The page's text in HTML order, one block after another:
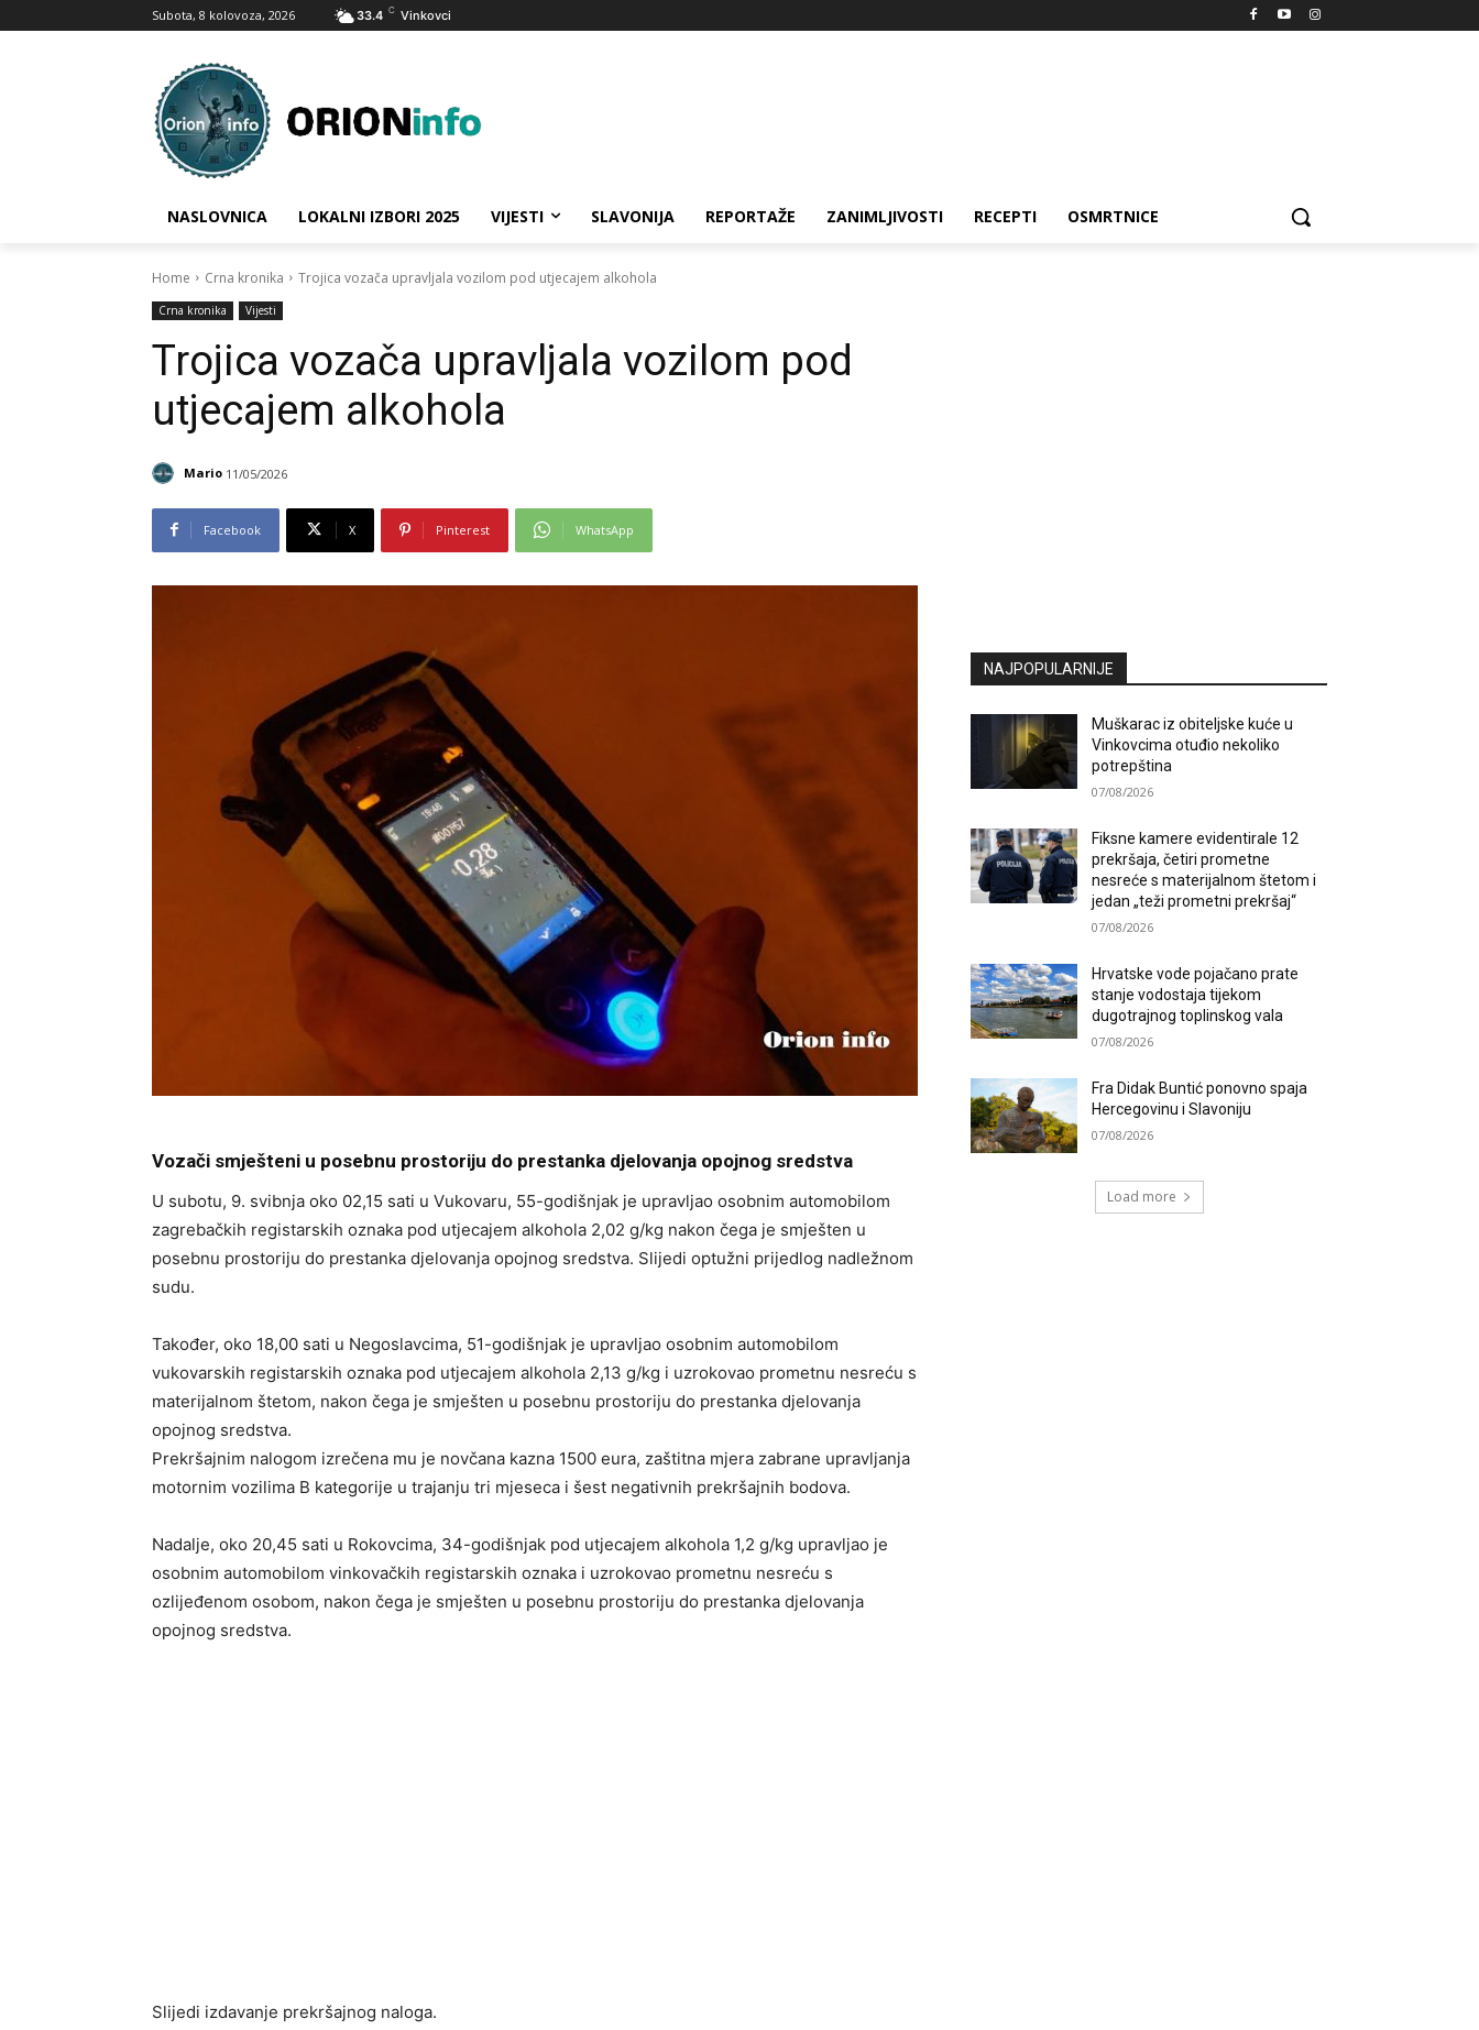
Subota, 8 kolovoza, 2026 33.4 C Vinkovci
NASLOVNICA LOKALNI IZBORI 2025 VIJESTI SLAVONIJA REPORTAŽE ZANIMLJIVOSTI RECEPTI OSMRTNICE
Home Crna kronika Trojica vozača upravljala vozilom pod utjecajem alkohola
Crna kronika Vijesti
Trojica vozača upravljala vozilom pod
utjecajem alkohola
Mario 11/05/2026
Facebook X Pinterest WhatsApp
Vozači smješteni u posebnu prostoriju do prestanka djelovanja opojnog sredstva
U subotu, 9. svibnja oko 02,15 sati u Vukovaru, 55-godišnjak je upravljao osobnim automobilom
zagrebačkih registarskih oznaka pod utjecajem alkohola 2,02 g/kg nakon čega je smješten u
posebnu prostoriju do prestanka djelovanja opojnog sredstva. Slijedi optužni prijedlog nadležnom
sudu.
Također, oko 18,00 sati u Negoslavcima, 51-godišnjak je upravljao osobnim automobilom
vukovarskih registarskih oznaka pod utjecajem alkohola 2,13 g/kg i uzrokovao prometnu nesreću s
materijalnom štetom, nakon čega je smješten u posebnu prostoriju do prestanka djelovanja
opojnog sredstva.
Prekršajnim nalogom izrečena mu je novčana kazna 1500 eura, zaštitna mjera zabrane upravljanja
motornim vozilima B kategorije u trajanju tri mjeseca i šest negativnih prekršajnih bodova.
Nadalje, oko 20,45 sati u Rokovcima, 34-godišnjak pod utjecajem alkohola 1,2 g/kg upravljao je
osobnim automobilom vinkovačkih registarskih oznaka i uzrokovao prometnu nesreću s
ozlijeđenom osobom, nakon čega je smješten u posebnu prostoriju do prestanka djelovanja
opojnog sredstva.
Slijedi izdavanje prekršajnog naloga.
NAJPOPULARNIJE
Muškarac iz obiteljske kuće u
Vinkovcima otuđio nekoliko
potrepština
07/08/2026
Fiksne kamere evidentirale 12
prekršaja, četiri prometne
nesreće s materijalnom štetom i
jedan „teži prometni prekršaj“
07/08/2026
Hrvatske vode pojačano prate
stanje vodostaja tijekom
dugotrajnog toplinskog vala
07/08/2026
Fra Didak Buntić ponovno spaja
Hercegovinu i Slavoniju
07/08/2026
Load more